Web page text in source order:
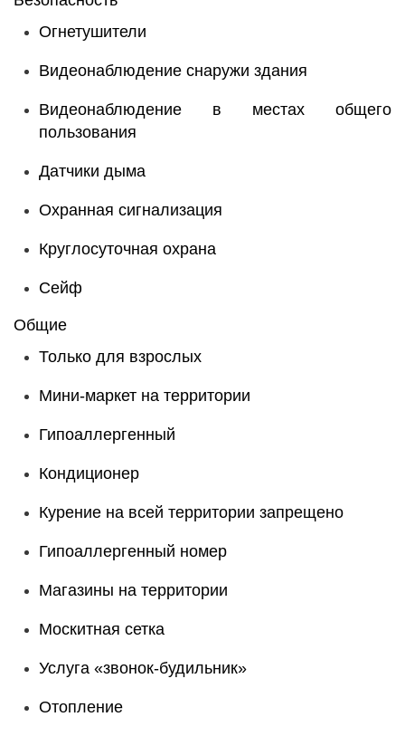
Огнетушители
Видеонаблюдение снаружи здания
Видеонаблюдение в местах общего
пользования
Датчики дыма
Охранная сигнализация
Круглосуточная охрана
Сейф
Общие
Только для взрослых
Мини-маркет на территории
Гипоаллергенный
Кондиционер
Курение на всей территории запрещено
Гипоаллергенный номер
Магазины на территории
Москитная сетка
Услуга «звонок-будильник»
Отопление